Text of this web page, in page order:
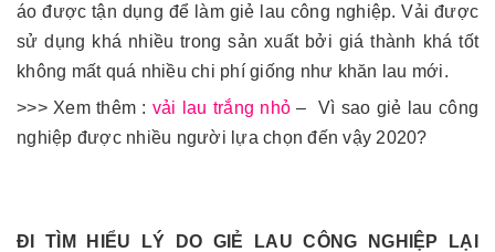
áo được tận dụng để làm giẻ lau công nghiệp. Vải được
sử dụng khá nhiều trong sản xuất bởi giá thành khá tốt
không mất quá nhiều chi phí giống như khăn lau mới.
>>> Xem thêm : vải lau trắng nhỏ – Vì sao giẻ lau công
nghiệp được nhiều người lựa chọn đến vậy 2020?
ĐI TÌM HIỂU LÝ DO GIẺ LAU CÔNG NGHIỆP LẠI